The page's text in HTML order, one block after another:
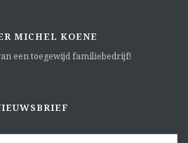
MICHEL KOENE
een toegewijd familiebedrijf!